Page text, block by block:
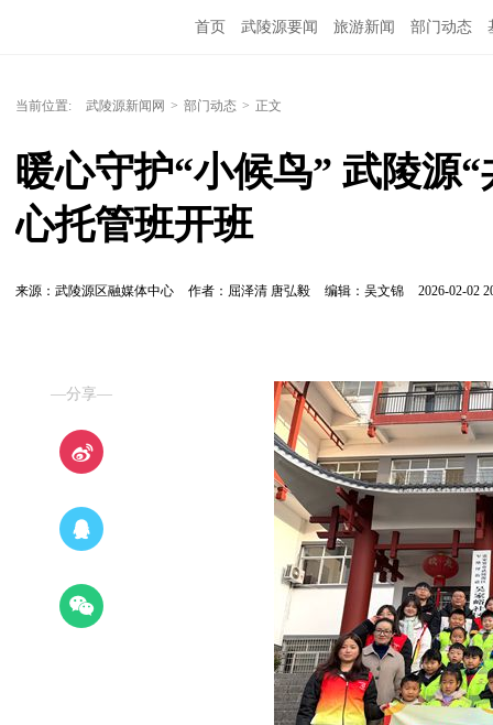
首页 武陵源要闻 旅游新闻 部门动态
当前位置: 武陵源新闻网 > 部门动态 > 正文
暖心守护“小候鸟” 武陵源
心托管班开班
来源：武陵源区融媒体中心 作者：屈泽清 唐弘毅 编辑：吴文锦 2026-02-02
—分享—